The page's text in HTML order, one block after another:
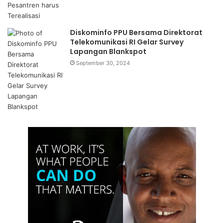
Diskominfo PPU Bersama Direktorat
Telekomunikasi RI Gelar Survey
Lapangan Blankspot
September 30, 2024